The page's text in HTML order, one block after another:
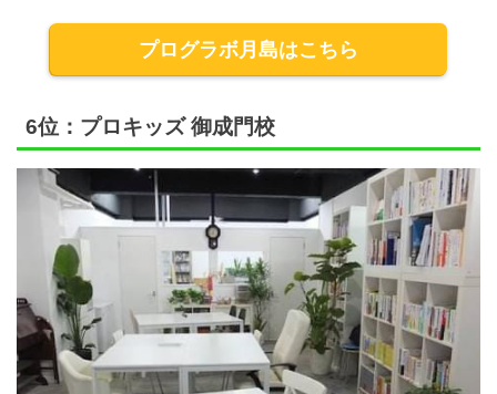
プログラボ月島はこちら
6位：プロキッズ 御成門校